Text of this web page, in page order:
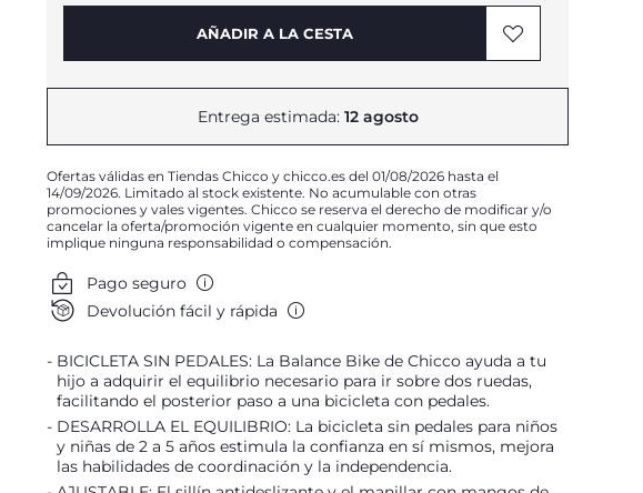
AÑADIR A LA CESTA
Entrega estimada: 12 agosto
Ofertas válidas en Tiendas Chicco y chicco.es del 01/08/2026 hasta el
14/09/2026. Limitado al stock existente. No acumulable con otras
promociones y vales vigentes. Chicco se reserva el derecho de modificar y/o
cancelar la oferta/promoción vigente en cualquier momento, sin que esto
implique ninguna responsabilidad o compensación.
Pago seguro
Devolución fácil y rápida
BICICLETA SIN PEDALES: La Balance Bike de Chicco ayuda a tu
hijo a adquirir el equilibrio necesario para ir sobre dos ruedas,
facilitando el posterior paso a una bicicleta con pedales.
DESARROLLA EL EQUILIBRIO: La bicicleta sin pedales para niños
y niñas de 2 a 5 años estimula la confianza en sí mismos, mejora
las habilidades de coordinación y la independencia.